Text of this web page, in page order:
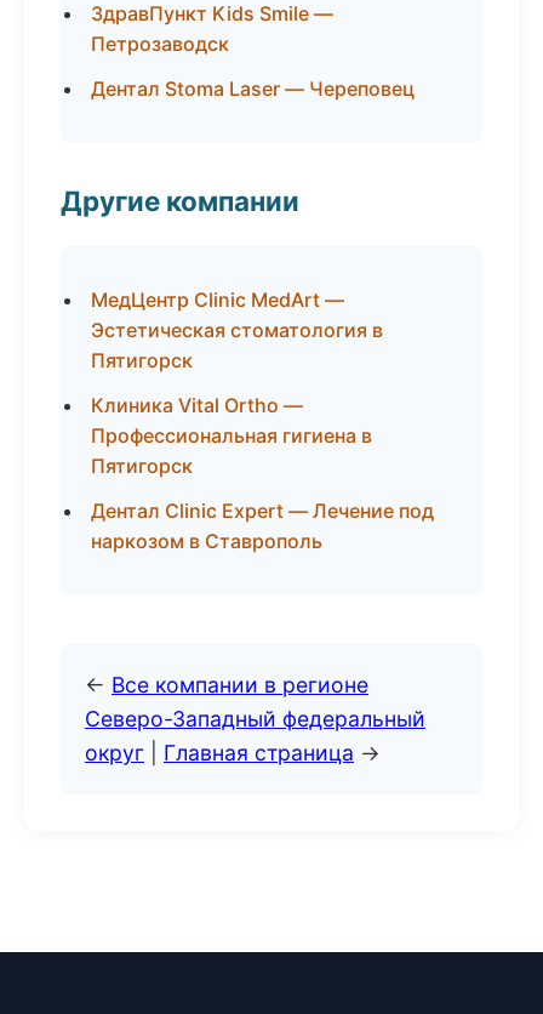
ЗдравПункт Kids Smile —
Петрозаводск
Дентал Stoma Laser — Череповец
Другие компании
МедЦентр Clinic MedArt —
Эстетическая стоматология в
Пятигорск
Клиника Vital Ortho —
Профессиональная гигиена в
Пятигорск
Дентал Clinic Expert — Лечение под
наркозом в Ставрополь
← Все компании в регионе
Северо-Западный федеральный
округ
Главная страница →